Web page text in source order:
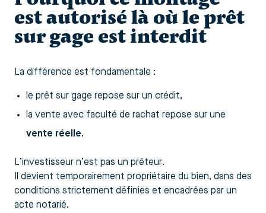
est autorisé là où le prêt
sur gage est interdit
La différence est fondamentale :
le prêt sur gage repose sur un crédit,
la vente avec faculté de rachat repose sur une
vente réelle.
L’investisseur n’est pas un prêteur.
Il devient temporairement propriétaire du bien, dans des
conditions strictement définies et encadrées par un
acte notarié.